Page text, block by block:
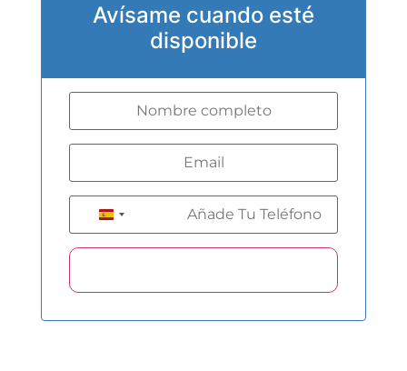
Avísame cuando esté
disponible
Spain +34